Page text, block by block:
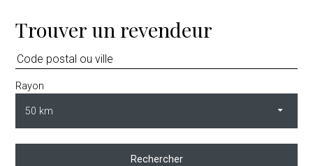
Trouver un revendeur
Rayon
Rechercher